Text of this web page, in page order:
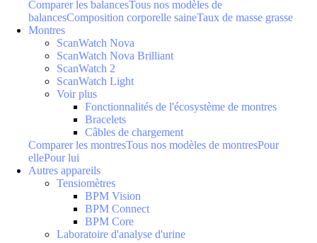
Comparer les balancesTous nos modèles de
balancesComposition corporelle saineTaux de masse grasse
Montres
ScanWatch Nova
ScanWatch Nova Brilliant
ScanWatch 2
ScanWatch Light
Voir plus
Fonctionnalités de l'écosystème de montres
Bracelets
Câbles de chargement
Comparer les montresTous nos modèles de montresPour
ellePour lui
Autres appareils
Tensiomètres
BPM Vision
BPM Connect
BPM Core
Laboratoire d'analyse d'urine